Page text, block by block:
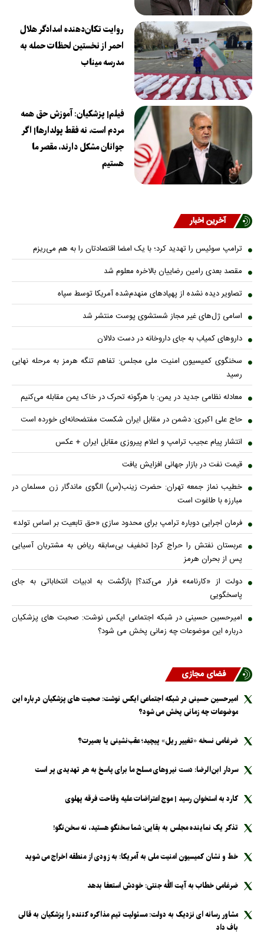
روایت تکان‌دهنده امدادگر هلال
احمر از نخستین لحظات حمله به
مدرسه میناب
فیلم| پزشکیان: آموزش حق همه
مردم است، نه فقط پولدارها| اگر
جوانان مشکل دارند، مقصر ما
هستیم
آخرین اخبار
ترامپ سوئیس را تهدید کرد؛ با یک امضا اقتصادتان را به هم می‌ریزم
مقصد بعدی رامین رضاییان بالاخره معلوم شد
تصاویر دیده نشده از پهپادهای منهدم‌شده آمریکا توسط سپاه
اسامی ژل‌های غیر مجاز شستشوی پوست منتشر شد
داروهای کمیاب به جای داروخانه در دست دلالان
سخنگوی کمیسیون امنیت ملی مجلس: تفاهم تنگه هرمز به مرحله نهایی
رسید
معادله نظامی جدید در یمن: با هرگونه تحرک در خاک یمن مقابله می‌کنیم
حاج علی اکبری: دشمن در مقابل ایران شکست مفتضحانه‌ای خورده است
انتشار پیام عجیب ترامپ و اعلام پیروزی مقابل ایران + عکس
قیمت نفت در بازار جهانی افزایش یافت
خطیب نماز جمعه تهران: حضرت زینب(س) الگوی ماندگار زن مسلمان در
مبارزه با طاغوت است
فرمان اجرایی دوباره ترامپ برای محدود سازی «حق تابعیت بر اساس تولد»
عربستان نفتش را حراج کرد| تخفیف بی‌سابقه ریاض به مشتریان آسیایی
پس از بحران هرمز
دولت از «کارنامه» فرار می‌کند؟| بازگشت به ادبیات انتخاباتی به جای
پاسخگویی
امیرحسین حسینی در شبکه اجتماعی ایکس نوشت: صحبت های پزشکیان
درباره این موضوعات چه زمانی پخش می شود؟
فضای مجازی
امیرحسین حسینی در شبکه اجتماعی ایکس نوشت: صحبت های پزشکیان درباره این
موضوعات چه زمانی پخش می شود؟
ضرغامی نسخه «تغییر ریل» پیچید؛ عقب‌نشینی یا بصیرت؟
سردار ابن‌الرضا: دست نیرو‌های مسلح ما برای پاسخ به هر تهدیدی پر است
کارد به استخوان رسید | موج اعتراضات علیه وقاحت فرقه پهلوی
تذکر یک نماینده مجلس به بقایی: شما سخنگو هستید، نه سخن‌نگو!
خط و نشان کمیسیون امنیت ملی به آمریکا: به زودی از منطقه اخراج می شوید
ضرغامی خطاب به آیت الله جنتی: خودش استعفا بدهد
مشاور رسانه ای نزدیک به دولت: مسئولیت تیم مذاکره کننده را پزشکیان به قالی
باف داد